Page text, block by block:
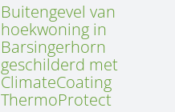
Buitengevel van
hoekwoning in
Barsingerhorn
geschilderd met
ClimateCoating
ThermoProtect